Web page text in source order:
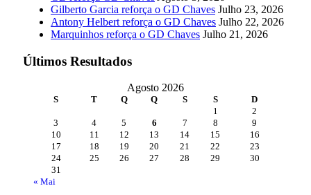
Gilberto Garcia reforça o GD Chaves Julho 23, 2026
Antony Helbert reforça o GD Chaves Julho 22, 2026
Marquinhos reforça o GD Chaves Julho 21, 2026
Últimos Resultados
Agosto 2026
S T Q Q S S D
« Mai
1
2
3
4 5 6 7 8
9
10
11 12 13 14 15
16
17
18 19 20 21 22
23
24
25 26 27 28 29
30
31